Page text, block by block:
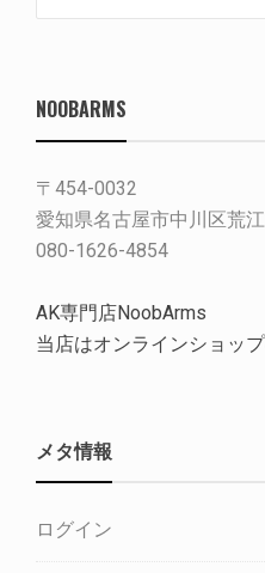
NOOBARMS
〒454-0032
愛知県名古屋市中川区荒
080-1626-4854
AK専門店NoobArms
当店はオンラインショッ
メタ情報
ログイン